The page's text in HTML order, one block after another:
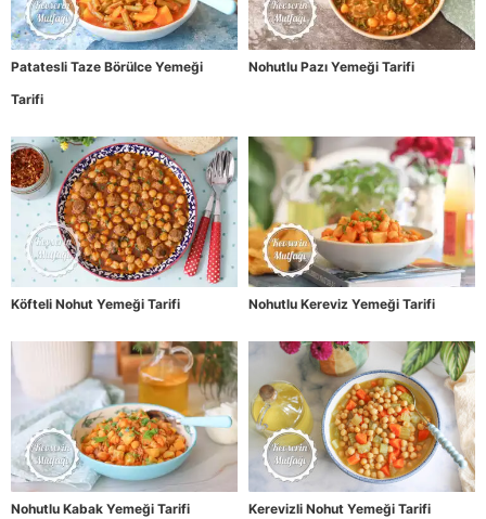
Patatesli Taze Börülce Yemeği
Tarifi
Nohutlu Pazı Yemeği Tarifi
Köfteli Nohut Yemeği Tarifi Nohutlu Kereviz Yemeği Tarifi
Nohutlu Kabak Yemeği Tarifi Kerevizli Nohut Yemeği Tarifi